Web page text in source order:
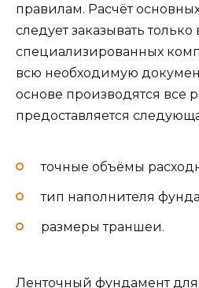
правилам. Расчёт
следует заказывать только
специализированных
всю необходимую
основе производятся все
предоставляется
точные объёмы
тип наполнителя
размеры траншеи.
Ленточный фундамент для